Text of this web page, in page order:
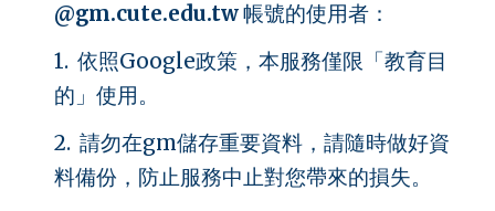
@gm.cute.edu.tw帳號的使用者：
1. 依照Google政策，本服務僅限「教育目
的」使用。
2. 請勿在gm儲存重要資料，請隨時做好資
料備份， 防止服務中止對您帶來的損失。